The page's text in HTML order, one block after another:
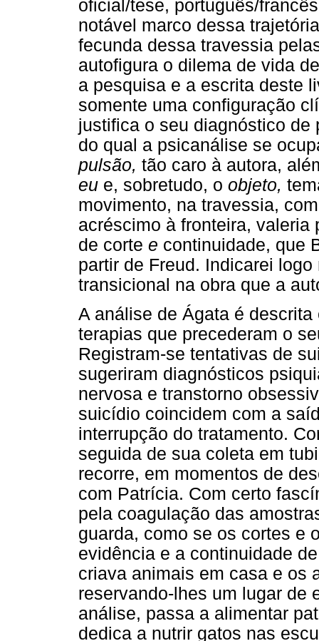
oficial/tese, português/
notável marco dessa
fecunda dessa travessia
autofigura o dilema de vida
a pesquisa e a escrita deste
somente uma configuração
justifica o seu diagnóstico
do qual a psicanálise se
pulsão, tão caro à autora,
eu e, sobretudo, o objeto,
movimento, na travessia,
acréscimo à fronteira, valeria
de corte e continuidade, que
partir de Freud. Indicarei
transicional na obra que a
A análise de Ágata é
terapias que precederam o
Registram-se tentativas de
sugeriram diagnósticos
nervosa e transtorno
suicídio coincidem com a
interrupção do tratamento.
seguida de sua coleta em
recorre, em momentos de
com Patrícia. Com certo
pela coagulação das
guarda, como se os cortes e
evidência e a continuidade
criava animais em casa e os
reservando-lhes um lugar de
análise, passa a alimentar
dedica a nutrir gatos nas